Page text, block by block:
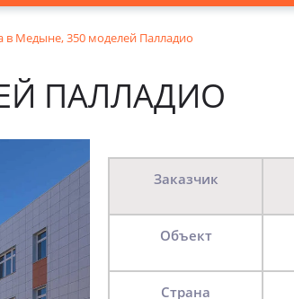
в Медыне, 350 моделей Палладио
ПАЛЛАДИО
Заказчик
Объект
Страна